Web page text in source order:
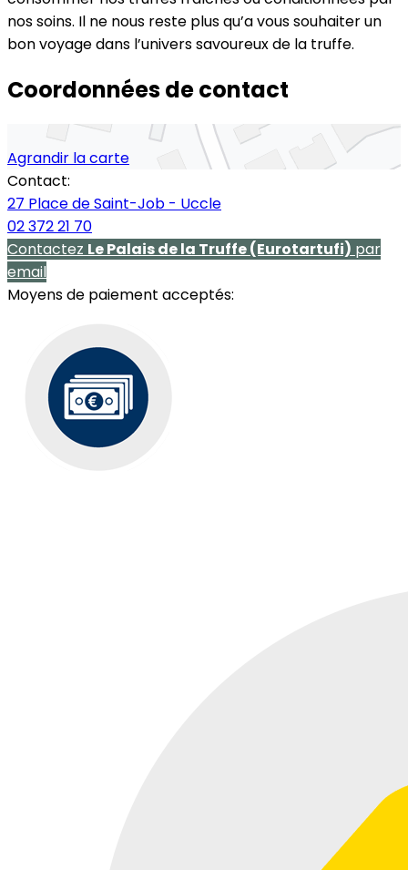
nos soins. Il ne nous reste plus qu’a vous souhaiter un
bon voyage dans l’univers savoureux de la truffe.
Coordonnées de contact
Agrandir la carte
Contact:
27 Place de Saint-Job - Uccle
02 372 21 70
Contactez Le Palais de la Truffe (Eurotartufi) par
email
Moyens de paiement acceptés: